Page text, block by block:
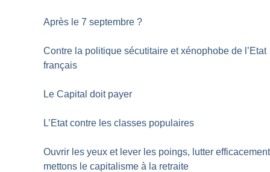
Après le 7 septembre ?
Contre la politique sécutitaire et xénophobe de l’Etat
français
Le Capital doit payer
L’Etat contre les classes populaires
Ouvrir les yeux et lever les poings, lutter
mettons le capitalisme à la retraite